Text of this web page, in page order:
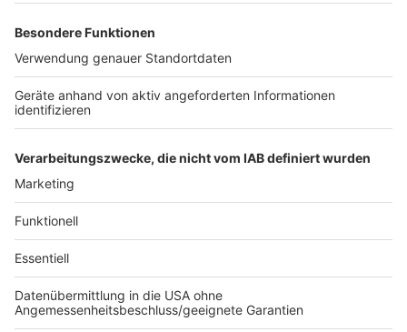
muss für die überfälligen Erhaltungsinvestitionen
verwendet werden". sagt er. Er betont aber auch, dass
das nicht reichen werde: "Dauerhaft brauchen wir einen
Verkehrsinfrastrukturfonds", sagt er.
Autor: José Narciandi (mit dpa)
Anzeige